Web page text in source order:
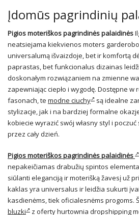
Įdomūs pagrindinių
Pigios moteriškos pagrindinės palaidinės
neatsiejama kiekvienos moters
universalumą išvaizdoje, bet ir komfortą
paprastas, bet funkcionalus dizainas
doskonałym rozwiązaniem na zmienne
zapewniając ciepło i wygodę. Dostępne
fasonach, te modne ciuchy
są idealne
stylizacje, jak i na bardziej formalne
kobiecie wyrazić swój własny styl i
przez cały dzień.
Pigios moteriškos pagrindinės palaidinės
nepakeičiamas drabužių spintos
siūlanti eleganciją ir moterišką žavesį už
kaklas yra universalus ir leidžia sukurti
kasdienėms, tiek oficialesnėms progoms.
bluzki
z oferty hurtownia dropshipping